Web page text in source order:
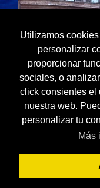
Utilizamos
personalizar
proporcionar
sociales, o
click consientes el
nuestra web.
personalizar tu
Más